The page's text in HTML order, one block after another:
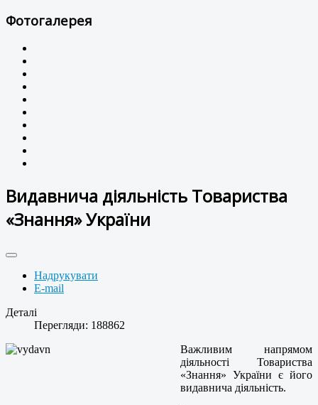
Фотогалерея
Видавнича діяльність Товариства
«Знання» України
Надрукувати
E-mail
Деталі
Перегляди: 188862
Важливим напрямом
діяльності Товариства
«Знання» України є його
видавнича діяльність.